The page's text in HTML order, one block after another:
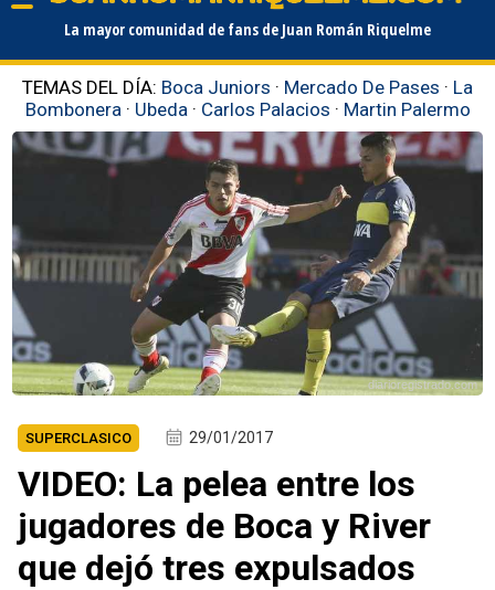
La mayor comunidad de fans de Juan Román Riquelme
TEMAS DEL DÍA: Boca Juniors · Mercado De Pases · La
Bombonera · Ubeda · Carlos Palacios · Martin Palermo
diarioregistrado.com
SUPERCLASICO 29/01/2017
VIDEO: La pelea entre los
jugadores de Boca y River
que dejó tres expulsados